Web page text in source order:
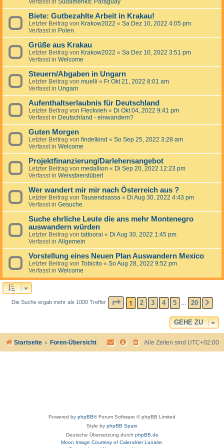
Verfasst in Südamerika: Paraguay
Biete: Gutbezahlte Arbeit in Krakau!
Letzter Beitrag von Krakow2022 « Sa Dez 10, 2022 4:05 pm
Verfasst in Polen
Grüße aus Krakau
Letzter Beitrag von Krakow2022 « Sa Dez 10, 2022 3:51 pm
Verfasst in Welcome
Steuern/Abgaben in Ungarn
Letzter Beitrag von muelli « Fr Okt 21, 2022 8:01 am
Verfasst in Ungarn
Aufenthaltserlaubnis für Deutschland
Letzter Beitrag von Fleckvieh « Di Okt 04, 2022 9:41 pm
Verfasst in Deutschland - einwandern?
Guten Morgen
Letzter Beitrag von findelkind « So Sep 25, 2022 3:28 am
Verfasst in Welcome
Projektfinanzierung/Darlehensangebot
Letzter Beitrag von medallion « Di Sep 20, 2022 12:23 pm
Verfasst in Weissbierstüberl
Wer wandert mir mir nach Österreich aus ?
Letzter Beitrag von Tausendsassa « Di Aug 30, 2022 4:43 pm
Verfasst in Gesuche
Suche ehrliche Leute die ans mehr Montenegro
auswandern würden
Letzter Beitrag von tattoorai « Di Aug 30, 2022 1:45 pm
Verfasst in Allgemein
Vorstellung eines Neuen Plan Auswandern Mexico
Letzter Beitrag von Tobicito « So Aug 28, 2022 9:52 pm
Verfasst in Welcome
Die Suche ergab mehr als 1000 Treffer SEITE1 VON20
1 2 3 4 5 20
GEHE ZU
Startseite Foren-Übersicht Alle Zeiten sind UTC+02:00
Powered by phpBB® Forum Software © phpBB Limited
Style by phpBB Spain
Deutsche Übersetzung durch phpBB.de
Moon Image Courtesy of Calendrier Lunaire.